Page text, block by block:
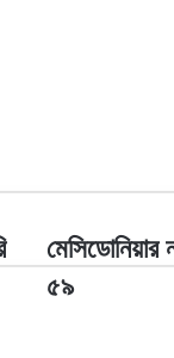
মেসিডোনিয়ার
নাইটক্লাবে
অগ্নিকাণ্ড
৫৯